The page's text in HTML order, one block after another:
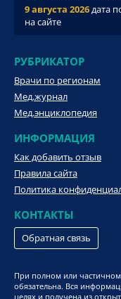
9 августа 2026дата
на сайте
РУБРИКАТОР
Врачи по регионам
Мед.журнал
Мед.энциклопедия
ИНФОРМАЦИЯ
Как добавить отзыв
Правила сайта
Политика
КОНТАКТЫ
Обратная связь
При полном или частичном
обязательна. Вся
целях и получена из